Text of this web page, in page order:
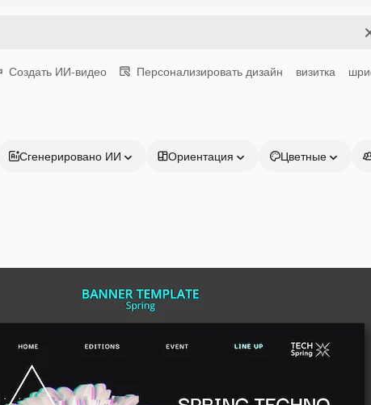
Создать ИИ-видео Персонализировать дизайн визитка
Сгенерировано ИИ Ориентация Цветные
для создания
Более 1 миллиона
Продукция
ИИ-помощник
Начать
Документация по